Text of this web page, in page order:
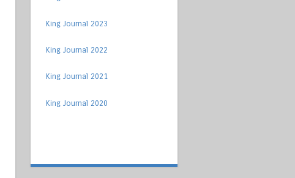
King Journal 2023
King Journal 2022
King Journal 2021
King Journal 2020